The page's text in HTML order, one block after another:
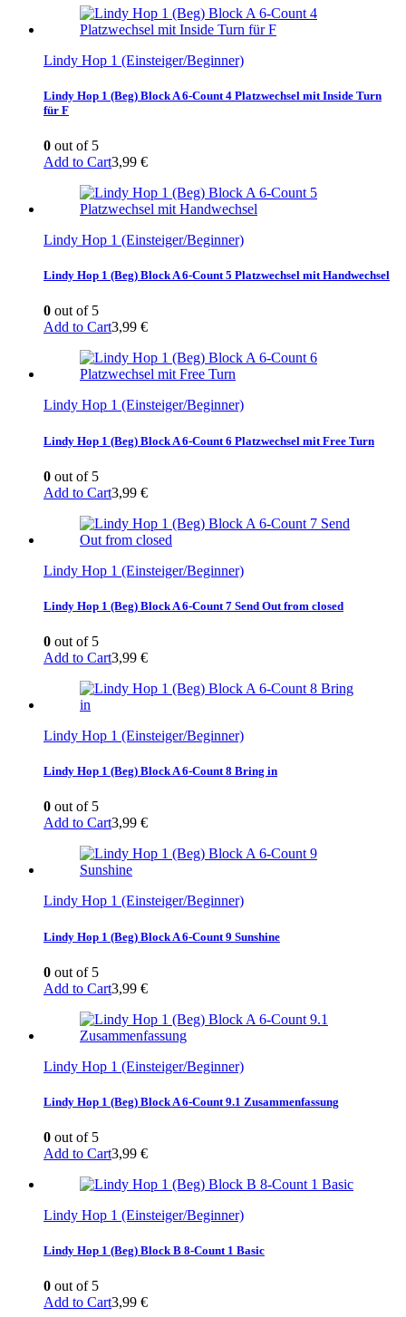
Lindy Hop 1 (Einsteiger/Beginner)
Lindy Hop 1 (Beg) Block A 6-Count 4 Platzwechsel mit Inside Turn
für F
0 out of 5
Add to Cart3,99 €
Lindy Hop 1 (Einsteiger/Beginner)
Lindy Hop 1 (Beg) Block A 6-Count 5 Platzwechsel mit Handwechsel
0 out of 5
Add to Cart3,99 €
Lindy Hop 1 (Einsteiger/Beginner)
Lindy Hop 1 (Beg) Block A 6-Count 6 Platzwechsel mit Free Turn
0 out of 5
Add to Cart3,99 €
Lindy Hop 1 (Einsteiger/Beginner)
Lindy Hop 1 (Beg) Block A 6-Count 7 Send Out from closed
0 out of 5
Add to Cart3,99 €
Lindy Hop 1 (Einsteiger/Beginner)
Lindy Hop 1 (Beg) Block A 6-Count 8 Bring in
0 out of 5
Add to Cart3,99 €
Lindy Hop 1 (Einsteiger/Beginner)
Lindy Hop 1 (Beg) Block A 6-Count 9 Sunshine
0 out of 5
Add to Cart3,99 €
Lindy Hop 1 (Einsteiger/Beginner)
Lindy Hop 1 (Beg) Block A 6-Count 9.1 Zusammenfassung
0 out of 5
Add to Cart3,99 €
Lindy Hop 1 (Einsteiger/Beginner)
Lindy Hop 1 (Beg) Block B 8-Count 1 Basic
0 out of 5
Add to Cart3,99 €